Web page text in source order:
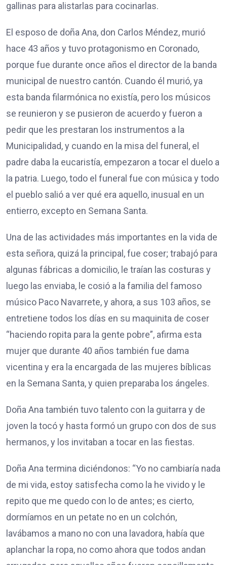
gallinas para alistarlas para cocinarlas.
El esposo de doña Ana, don Carlos Méndez, murió
hace 43 años y tuvo protagonismo en Coronado,
porque fue durante once años el director de la banda
municipal de nuestro cantón. Cuando él murió, ya
esta banda filarmónica no existía, pero los músicos
se reunieron y se pusieron de acuerdo y fueron a
pedir que les prestaran los instrumentos a la
Municipalidad, y cuando en la misa del funeral, el
padre daba la eucaristía, empezaron a tocar el duelo a
la patria. Luego, todo el funeral fue con música y todo
el pueblo salió a ver qué era aquello, inusual en un
entierro, excepto en Semana Santa.
Una de las actividades más importantes en la vida de
esta señora, quizá la principal, fue coser; trabajó para
algunas fábricas a domicilio, le traían las costuras y
luego las enviaba, le cosió a la familia del famoso
músico Paco Navarrete, y ahora, a sus 103 años, se
entretiene todos los días en su maquinita de coser
“haciendo ropita para la gente pobre”, afirma esta
mujer que durante 40 años también fue dama
vicentina y era la encargada de las mujeres bíblicas
en la Semana Santa, y quien preparaba los ángeles.
Doña Ana también tuvo talento con la guitarra y de
joven la tocó y hasta formó un grupo con dos de sus
hermanos, y los invitaban a tocar en las fiestas.
Doña Ana termina diciéndonos: “Yo no cambiaría nada
de mi vida, estoy satisfecha como la he vivido y le
repito que me quedo con lo de antes; es cierto,
dormíamos en un petate no en un colchón,
lavábamos a mano no con una lavadora, había que
aplanchar la ropa, no como ahora que todos andan